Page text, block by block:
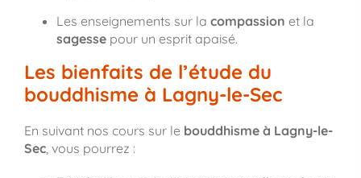
Les enseignements sur la compassion et la
sagessepour un esprit apaisé.
Les bienfaits de l’étude du
bouddhisme à Lagny-le-Sec
En suivant nos cours sur le bouddhisme à Lagny-le-
Sec, vous pourrez :